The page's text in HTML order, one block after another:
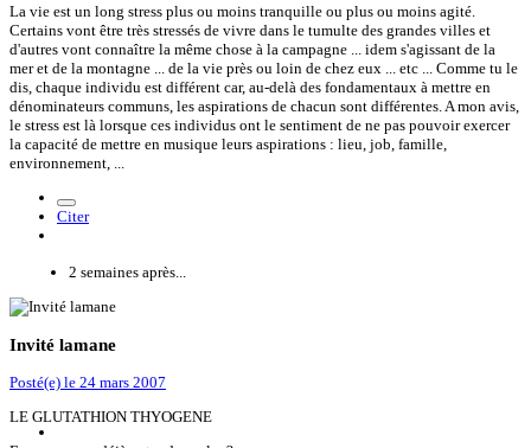
La vie est un long stress plus ou moins tranquille ou plus ou moins agité.
Certains vont être très stressés de vivre dans le tumulte des grandes villes et
d'autres vont connaître la même chose à la campagne ... idem s'agissant de la
mer et de la montagne ... de la vie près ou loin de chez eux ... etc ... Comme tu le
dis, chaque individu est différent car, au-delà des fondamentaux à mettre en
dénominateurs communs, les aspirations de chacun sont différentes. A mon avis,
le stress est là lorsque ces individus ont le sentiment de ne pas pouvoir exercer
la capacité de mettre en musique leurs aspirations : lieu, job, famille,
environnement, ...
Citer
2 semaines après...
Invité lamane
Posté(e) le 24 mars 2007
LE GLUTATHION THYOGENE